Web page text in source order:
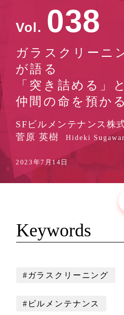
Vol. 038
ガラスクリーニ
が語る
「突き詰める」
仲間の命を預か
SFビルメンテナンス株
菅原 英樹
Hideki
2023年7月14日
Keywords
#ガラスクリーニング
#ビルメンテナンス